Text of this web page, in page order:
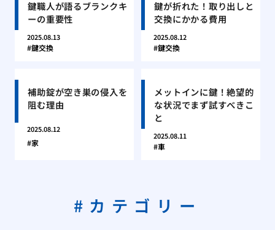
鍵職人が語るブランクキ
ーの重要性
2025.08.13
鍵交換
鍵が折れた！取り出しと
交換にかかる費用
2025.08.12
鍵交換
補助錠が空き巣の侵入を
阻む理由
2025.08.12
家
メットインに鍵！絶望的
な状況でまず試すべきこ
と
2025.08.11
車
カテゴリー